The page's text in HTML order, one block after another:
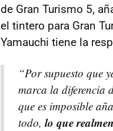
de Gran Turismo 5,
el tintero para Gran
Yamauchi tiene la
“Por supuesto que
marca la diferencia
que es imposible
todo, lo que